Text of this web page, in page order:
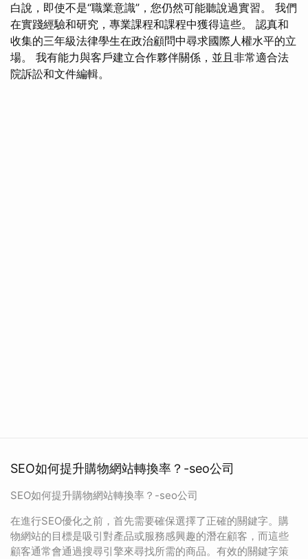
白說，即使不是“職業意識”，您仍然可能聽說過實習。 我們
在實踐經驗和研究，專業課程和課程中獲得這些。 認真和
收集的三年級法律學生在政治顧問中尋求國際人權水平的立
場。 我有能力與客戶建立合作夥伴關係，並且非常適合法
院訴訟和文件編輯。
SEO如何提升購物網站轉換率？-seo公司
SEO如何提升購物網站轉換率？-seo公司
在進行SEO優化之前，首先需要確保選擇了正確的關鍵字。購
物網站的目標是吸引對產品或服務感興趣的潛在顧客，而這些
顧客通常會通過搜尋引擎來尋找所需的商品。有效的關鍵字策